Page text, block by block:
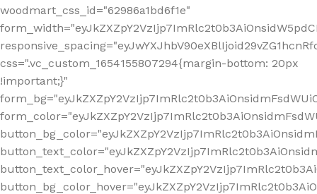
woodmart_css_id="62986a1bd6f1e"
css=".vc_custom_1654155807294{margin-bottom: 20px
!important;}"